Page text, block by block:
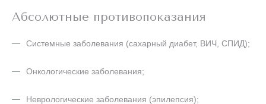
Абсолютные противопоказания
Системные заболевания (сахарный диабет, ВИЧ, СПИД);
Онкологические заболевания;
Неврологические заболевания (эпилепсия);